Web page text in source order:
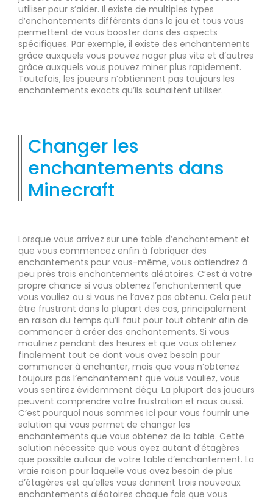
utiliser pour s’aider. Il existe de multiples types
d’enchantements différents dans le jeu et tous vous
permettent de vous booster dans des aspects
spécifiques. Par exemple, il existe des enchantements
grâce auxquels vous pouvez nager plus vite et d’autres
grâce auxquels vous pouvez miner plus rapidement.
Toutefois, les joueurs n’obtiennent pas toujours les
enchantements exacts qu’ils souhaitent utiliser.
Changer les
enchantements dans
Minecraft
Lorsque vous arrivez sur une table d’enchantement et
que vous commencez enfin à fabriquer des
enchantements pour vous-même, vous obtiendrez à
peu près trois enchantements aléatoires. C’est à votre
propre chance si vous obtenez l’enchantement que
vous vouliez ou si vous ne l’avez pas obtenu. Cela peut
être frustrant dans la plupart des cas, principalement
en raison du temps qu’il faut pour tout obtenir afin de
commencer à créer des enchantements. Si vous
moulinez pendant des heures et que vous obtenez
finalement tout ce dont vous avez besoin pour
commencer à enchanter, mais que vous n’obtenez
toujours pas l’enchantement que vous vouliez, vous
vous sentirez évidemment déçu. La plupart des joueurs
peuvent comprendre votre frustration et nous aussi.
C’est pourquoi nous sommes ici pour vous fournir une
solution qui vous permet de changer les
enchantements que vous obtenez de la table. Cette
solution nécessite que vous ayez autant d’étagères
que possible autour de votre table d’enchantement. La
vraie raison pour laquelle vous avez besoin de plus
d’étagères est qu’elles vous donnent trois nouveaux
enchantements aléatoires chaque fois que vous